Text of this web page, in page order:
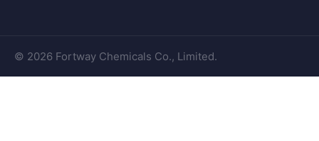
© 2026 Fortway Chemicals Co., Limited.